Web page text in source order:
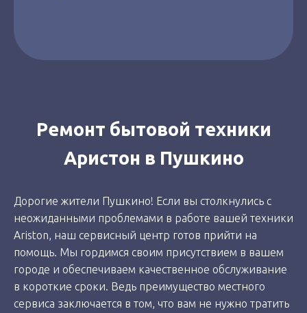
Ремонт бытовой техники
Аристон в Пушкино
Дорогие жители Пушкино! Если вы столкнулись с
неожиданными проблемами в работе вашей техники
Ariston, наш сервисный центр готов прийти на
помощь. Мы гордимся своим присутствием в вашем
городе и обеспечиваем качественное обслуживание
в короткие сроки. Ведь преимущество местного
сервиса заключается в том, что вам не нужно тратить